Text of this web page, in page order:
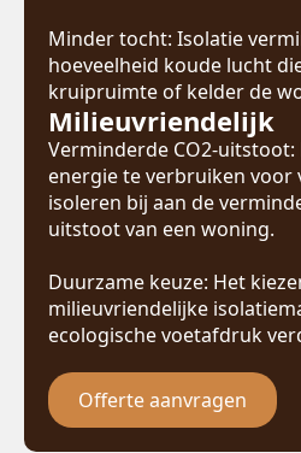
Minder tocht: Isolatie
hoeveelheid koude lucht
kruipruimte of kelder de
Milieuvriendelijk
Verminderde CO2-
energie te verbruiken
isoleren bij aan de
uitstoot van een woning.
Duurzame keuze: Het
milieuvriendelijke
ecologische voetafdruk
Offerte aanvragen